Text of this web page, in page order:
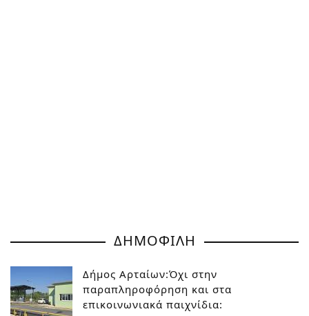
ΔΗΜΟΦΙΛΗ
Δήμος Αρταίων:Όχι στην
παραπληροφόρηση και στα
επικοινωνιακά παιχνίδια: